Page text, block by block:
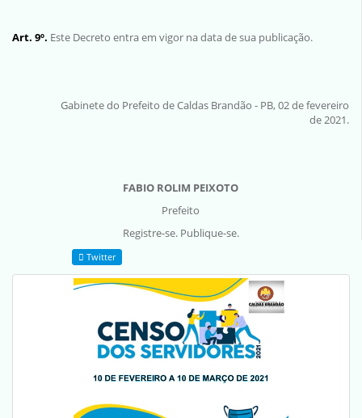
Art. 9º. Este Decreto entra em vigor na data de sua publicação.
Gabinete do Prefeito de Caldas Brandão - PB, 02 de fevereiro
de 2021.
FABIO ROLIM PEIXOTO
Prefeito
Registre-se. Publique-se.
Twitter